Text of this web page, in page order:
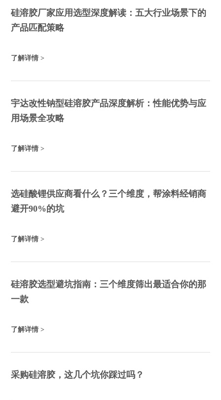
硅溶胶厂家应用选型深度解读：五大行业场景下的
产品匹配策略
了解详情 >
宇达改性钠型硅溶胶产品深度解析：性能优势与应
用场景全攻略
了解详情 >
选硅酸锂供应商看什么？三个维度，帮涂料经销商
避开90%的坑
了解详情 >
硅溶胶选型避坑指南：三个维度筛出最适合你的那
一款
了解详情 >
采购硅溶胶，这几个坑你踩过吗？